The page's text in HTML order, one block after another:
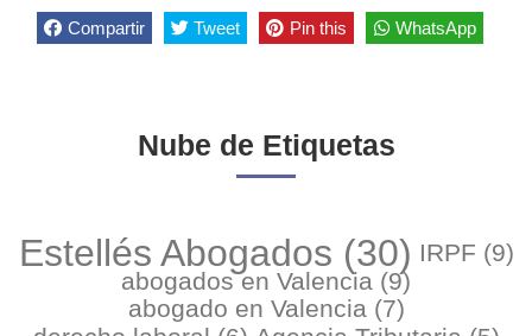
Compartir Tweet Pin this WhatsApp
Nube de Etiquetas
Estellés Abogados (30) IRPF (9)
abogados en Valencia (9)
abogado en Valencia (7)